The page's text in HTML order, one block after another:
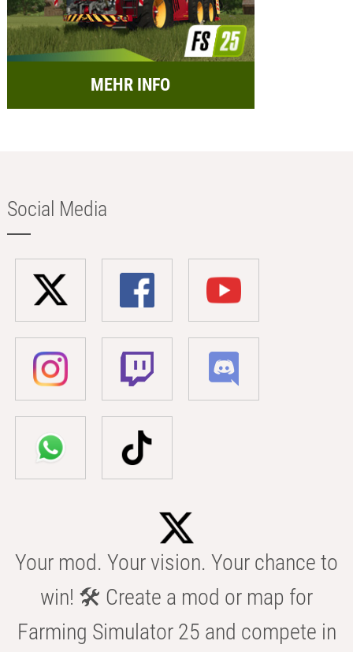
MEHR INFO
Social Media
Your mod. Your vision. Your chance to
win! 🛠️ Create a mod or map for
Farming Simulator 25 and compete in